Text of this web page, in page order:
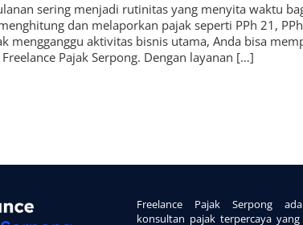
sering menjadi rutinitas yang menyita waktu
dan melaporkan pajak seperti PPh 21,
mengganggu aktivitas bisnis utama, Anda bisa
Pajak Serpong. Dengan layanan […]
Freelance Pajak Serpong
konsultan pajak terpercaya yang